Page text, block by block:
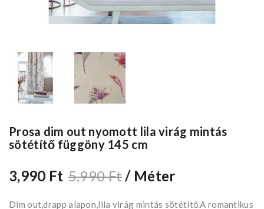
Prosa dim out nyomott lila virág mintás
sötétítő függöny 145 cm
3,990 Ft 5,990 Ft/ Méter
Dim out,drapp alapon,lila virág mintás sötétítő.A romantikus